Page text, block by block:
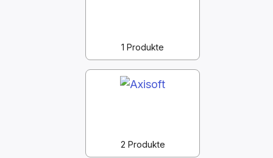
1 Produkte
2 Produkte